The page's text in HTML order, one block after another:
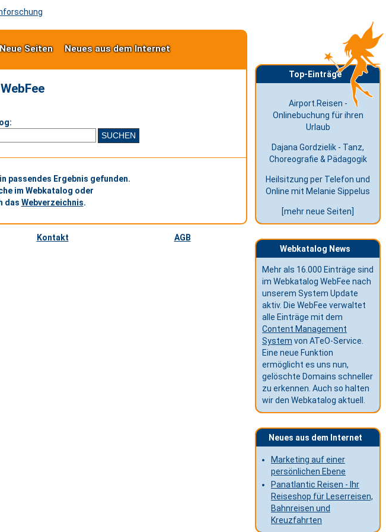
Seiten Neues aus dem Internet
passendes Ergebnis gefunden.
im Webkatalog oder
das Webverzeichnis.
Kontakt
AGB
Top-Einträge
Airport.Reisen -
Onlinebuchung für ihren
Urlaub
Dajana Gordzielik - Tanz,
Choreografie & Pädagogik
Heilsitzung per Telefon und
Online mit Melanie Sippelus
[mehr neue Seiten]
Webkatalog News
Mehr als 16.000 Einträge sind
im Webkatalog WebFee nach
unserem System Update
aktiv. Die WebFee verwaltet
alle Einträge mit dem
Content Management
System von ATeO-Service.
Eine neue Funktion
ermöglicht es uns nun,
gelöschte Domains schneller
zu erkennen. Auch so halten
wir den Webkatalog aktuell.
Neues aus dem Internet
Marketing auf einer
persönlichen Ebene
Panatlantic Reisen - Ihr
Reiseshop für Leserreisen,
Bahnreisen und
Kreuzfahrten